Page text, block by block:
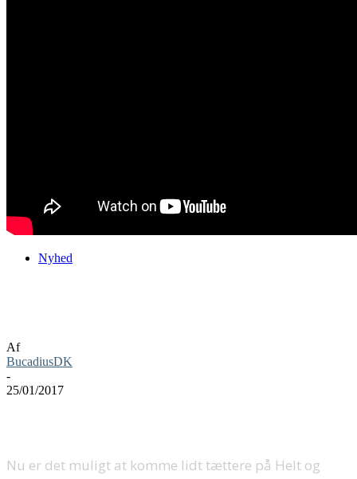
Nyhed
Af
BucadiusDK
-
25/01/2017
Nu er det muligt at komme lidt tættere på Helt og